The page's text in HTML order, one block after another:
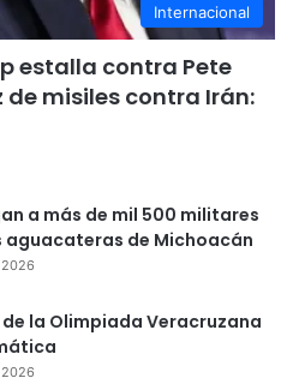
Internacional
estalla contra Pete
de misiles contra Irán:
a más de mil 500 militares
aguacateras de Michoacán
de la Olimpiada Veracruzana